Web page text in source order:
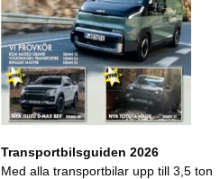
Transportbilsguiden 2026
Med alla transportbilar upp till 3,5 ton